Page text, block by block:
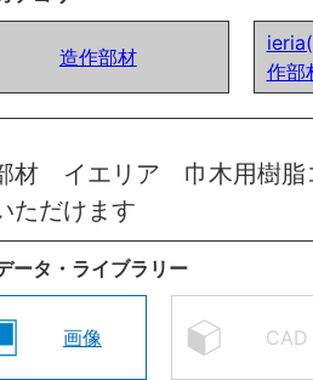
造作部材
作部
材 イエリア 巾木用樹脂
ただけます
ータ・ライブラリー
画像 CAD